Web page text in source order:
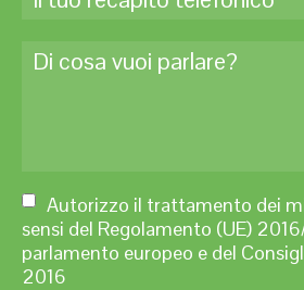
Autorizzo il trattamento dei
sensi del Regolamento (UE)
parlamento europeo e del
2016